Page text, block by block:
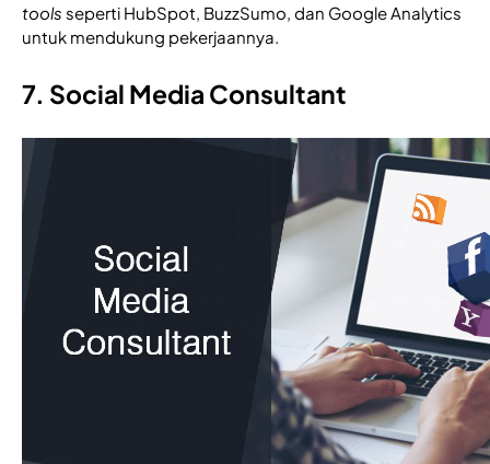
tools seperti HubSpot, BuzzSumo, dan Google Analytics
untuk mendukung pekerjaannya.
7. Social Media Consultant